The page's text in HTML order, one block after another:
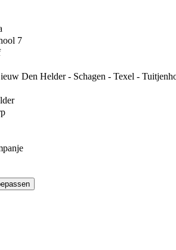
7
Den Helder - Schagen - Texel -